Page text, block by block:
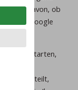
davon, ob
zum Google
Website starten,
mitgeteilt,